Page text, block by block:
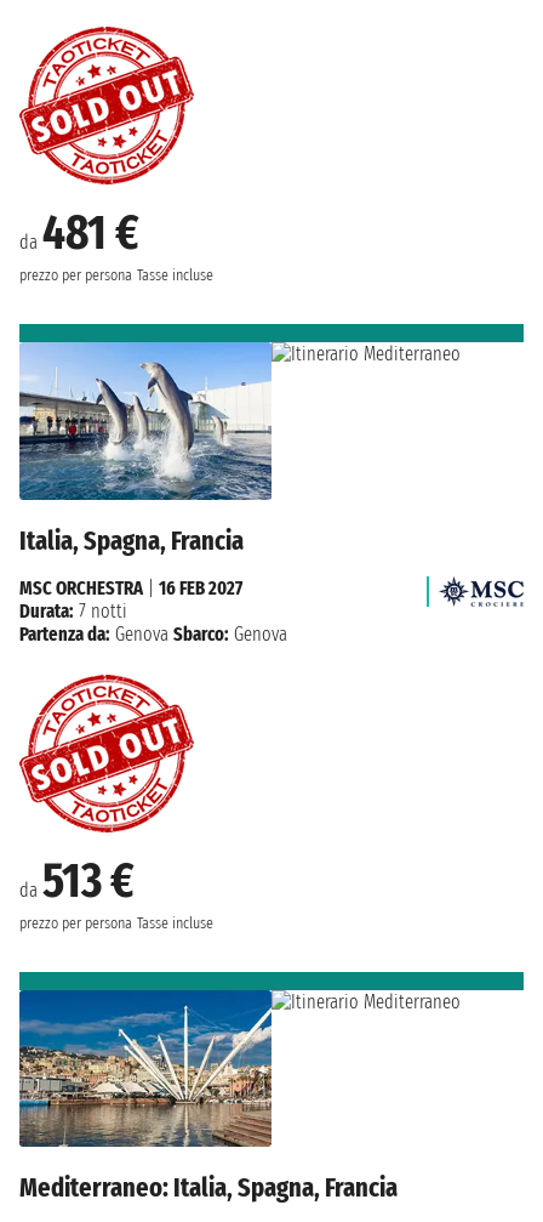
da 481 €
prezzo per persona Tasse incluse
Italia, Spagna, Francia
da 513 €
prezzo per persona Tasse incluse
MSC ORCHESTRA| 16 FEB 2027
Durata: 7 notti
Partenza da: Genova Sbarco: Genova
Mediterraneo: Italia, Spagna, Francia